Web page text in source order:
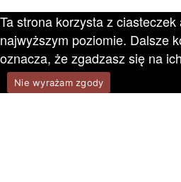
Ta strona korzysta z
najwyższym poziomie. Dalsze
oznacza, że zgadzasz się na
Nie wyrażam zgody